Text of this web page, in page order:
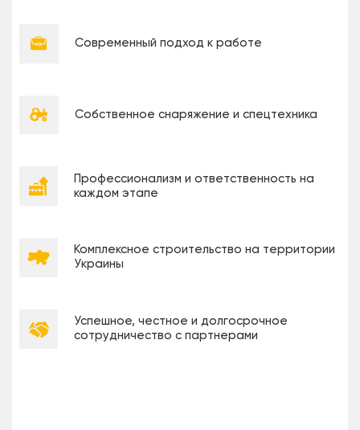
Современный подход к работе
Собственное снаряжение и спецтехника
Профессионализм и ответственность на
каждом этапе
Комплексное строительство на территории
Украины
Успешное, честное и долгосрочное
сотрудничество с партнерами